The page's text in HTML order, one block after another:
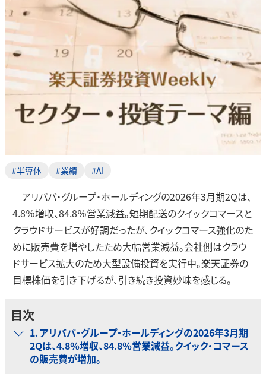
#半導体 #業績 #AI
アリババ・グループ・ホールディングの2026年3月期2Qは、
4.8％増収、84.8％営業減益。短期配送のクイックコマースと
クラウドサービスが好調だったが、クイックコマース強化のた
めに販売費を増やしたため大幅営業減益。会社側はクラウ
ドサービス拡大のため大型設備投資を実行中。楽天証券の
目標株価を引き下げるが、引き続き投資妙味を感じる。
目次
1．アリババ・グループ・ホールディングの2026年3月期
2Qは、4.8％増収、84.8％営業減益。クイック・コマース
の販売費が増加。